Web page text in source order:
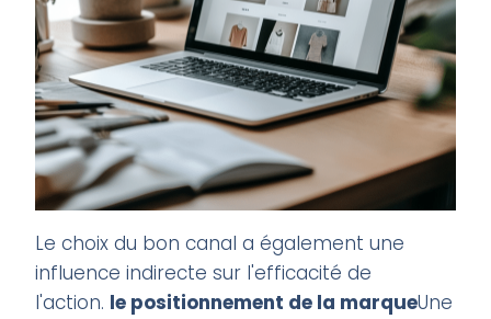
Le choix du bon canal a également une
influence indirecte sur l'efficacité de
l'action. le positionnement de la marqueUne